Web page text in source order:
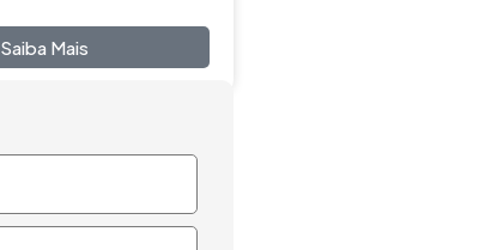
Saiba Mais